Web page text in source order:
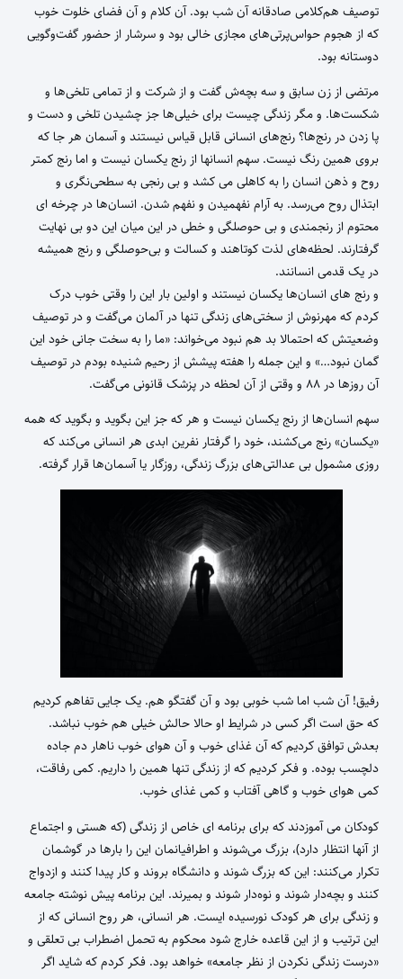
توصیف هم‌کلامی صادقانه آن شب بود. آن کلام و آن فضای خلوت خوب
که از هجوم حواس‌پرتی‌های مجازی خالی بود و سرشار از حضور گفت‌و‌گویی
دوستانه بود.
مرتضی از زن سابق و سه بچه‌ش گفت و از شرکت و از تمامی تلخی‌ها و
شکست‌ها. و مگر زندگی چیست برای خیلی‌ها جز چشیدن تلخی و دست و
پا زدن در رنج‌ها؟ رنج‌های انسانی قابل قیاس نیستند و آسمان هر جا که
بروی همین رنگ نیست. سهم انسانها از رنج یکسان نیست و اما رنج کمتر
روح و ذهن انسان را به کاهلی می کشد و بی رنجی به سطحی‌نگری و
ابتذال روح می‌رسد. به آرام نفهمیدن و نفهم شدن. انسان‌ها در چرخه ای
محتوم از رنجمندی و بی حوصلگی و خطی در این میان این دو بی نهایت
گرفتارند. لحظه‌های لذت کوتاهند و کسالت و بی‌حوصلگی و رنج همیشه
در یک قدمی انسانند.
و رنج های انسان‌ها یکسان نیستند و اولین بار این را وقتی خوب درک
کردم که مهرنوش از سختی‌های زندگی تنها در آلمان می‌گفت و در توصیف
وضعیتش که احتمالا بد هم نبود می‌خواند: «ما را به سخت جانی خود این
گمان نبود…» و این جمله را هفته پیشش از رحیم شنیده بودم در توصیف
آن روزها در ۸۸ و وقتی از آن لحظه در پزشک قانونی می‌گفت.
سهم انسان‌ها از رنج یکسان نیست و هر که جز این بگوید و بگوید که همه
«یکسان» رنج می‌کشند، خود را گرفتار نفرین ابدی هر انسانی می‌کند که
روزی مشمول بی عدالتی‌های بزرگ زندگی، روزگار یا آسمان‌ها قرار گرفته.
رفیق! آن شب اما شب خوبی بود و آن گفتگو هم. یک جایی تفاهم کردیم
که حق است اگر کسی در شرایط او حالا حالش خیلی هم خوب نباشد.
بعدش توافق کردیم که آن غذای خوب و آن هوای خوب ناهار دم جاده
دلچسب بوده. و فکر کردیم که از زندگی تنها همین را داریم. کمی رفاقت،
کمی هوای خوب و گاهی آفتاب و کمی غذای خوب.
کودکان می آموزدند که برای برنامه ای خاص از زندگی (که هستی و اجتماع
از آنها انتظار دارد)، بزرگ می‌شوند و اطرافیانمان این را بارها در گوشمان
تکرار می‌کنند: این که بزرگ شوند و دانشگاه بروند و کار پیدا کنند و ازدواج
کنند و بچه‌دار شوند و نوه‌دار شوند و بمیرند. این برنامه پیش نوشته جامعه
و زندگی برای هر کودک نورسیده ایست. هر انسانی، هر روح انسانی که از
این ترتیب و از این قاعده خارج شود محکوم به تحمل اضطراب بی تعلقی و
«درست زندگی نکردن از نظر جامعه» خواهد بود. فکر کردم که شاید اگر